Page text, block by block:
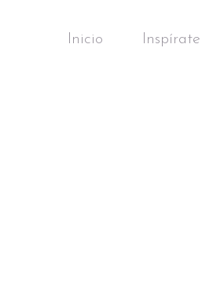
Inicio Inspírate